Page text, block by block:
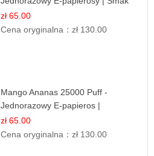
Leśnych Owoców
zł 65.00
Cena oryginalna：zł 130.00
Mango Ananas 25000 Puff -
Jednorazowy E-papieros |
Egzotyczny Smak
zł 65.00
Cena oryginalna：zł 130.00